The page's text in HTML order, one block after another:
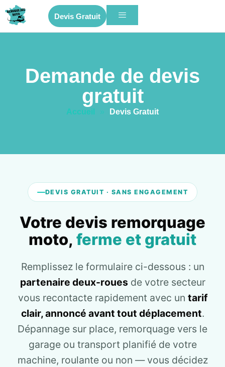
Devis Gratuit
Demande de devis
gratuit
Accueil » Devis Gratuit
DEVIS GRATUIT · SANS ENGAGEMENT
Votre devis remorquage
moto, ferme et gratuit
Remplissez le formulaire ci-dessous : un
partenaire deux-rouesde votre secteur
vous recontacte rapidement avec un tarif
clair, annoncé avant tout déplacement.
Dépannage sur place, remorquage vers le
garage ou transport planifié de votre
machine, roulante ou non — vous décidez